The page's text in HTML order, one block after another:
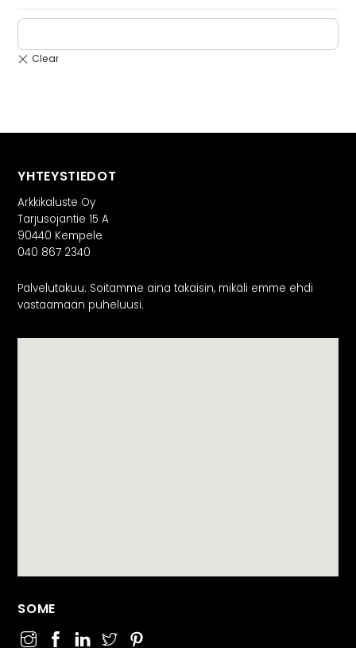
YHTEYSTIEDOT
Arkkikaluste Oy
Tarjusojantie 15 A
90440 Kempele
040 867 2340
Palvelutakuu: Soitamme aina takaisin, mikäli emme ehdi
vastaamaan puheluusi.
SOME